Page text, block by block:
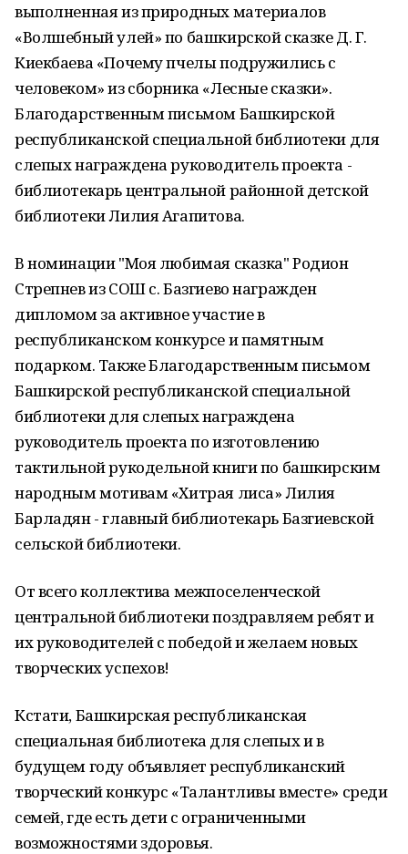
выполненная из природных материалов
«Волшебный улей» по башкирской сказке Д. Г.
Киекбаева «Почему пчелы подружились с
человеком» из сборника «Лесные сказки».
Благодарственным письмом Башкирской
республиканской специальной библиотеки для
слепых награждена руководитель проекта -
библиотекарь центральной районной детской
библиотеки Лилия Агапитова.
В номинации "Моя любимая сказка" Родион
Стрепнев из СОШ с. Базгиево награжден
дипломом за активное участие в
республиканском конкурсе и памятным
подарком. Также Благодарственным письмом
Башкирской республиканской специальной
библиотеки для слепых награждена
руководитель проекта по изготовлению
тактильной рукодельной книги по башкирским
народным мотивам «Хитрая лиса» Лилия
Барладян - главный библиотекарь Базгиевской
сельской библиотеки.
От всего коллектива межпоселенческой
центральной библиотеки поздравляем ребят и
их руководителей с победой и желаем новых
творческих успехов!
Кстати, Башкирская республиканская
специальная библиотека для слепых и в
будущем году объявляет республиканский
творческий конкурс «Талантливы вместе» среди
семей, где есть дети с ограниченными
возможностями здоровья.